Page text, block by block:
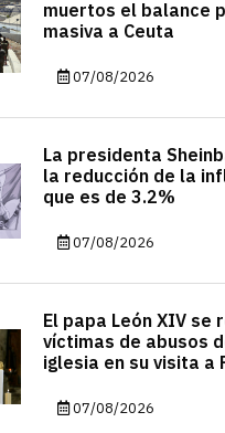
muertos el balance
masiva a Ceuta
07/08/2026
La presidenta
la reducción de la
que es de 3.2%
07/08/2026
El papa León XIV se
víctimas de abusos
iglesia en su visita a
07/08/2026